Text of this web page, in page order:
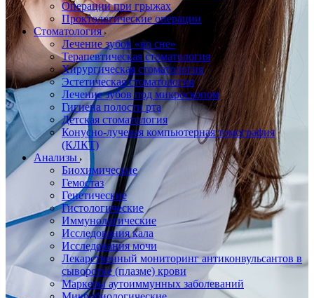
Операции при грыжах
Проктологические операции
Стоматология
Лечение зубов «во сне»
Терапевтическая стоматология
Хирургическая стоматология
Эстетическая стоматология
Лечение зубов под микроскопом
Гигиена полости рта
Детская стоматология
Конусно-лучевая компьютерная томография
(КЛКТ)
Анализы
Биохимические
Гемостаз
Генетические
Гистологические
Иммунологические
Исследования кала
Исследования мочи
Лекарственный мониторинг антиконвульсантов в
сыворотке (плазме) крови
Маркеры аутоиммунных заболеваний